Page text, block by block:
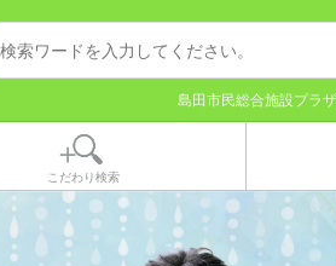
島田市民総合施設プラ
こだわり検索